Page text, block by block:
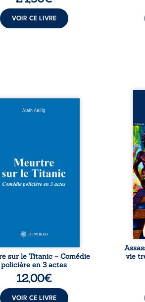
VOIR CE LIVRE
le naufrage n’avait pas
de l’Atlantique.
décennies plus tard, la
de l’épave fait
un secret que l’on
sur le Titanic – Comédie
policière en 3 actes
12,00€
VOIR CE LIVRE
La
de
qui
vie